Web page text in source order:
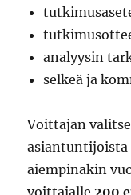
analyysin
selkeä ja
Voittajan
asiantuntijoista
aiempinakin
voittajalle 200